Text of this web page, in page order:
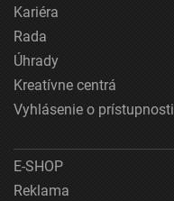
Kariéra
Rada
Úhrady
Kreatívne centrá
Vyhlásenie o prístupnosti
E-SHOP
Reklama